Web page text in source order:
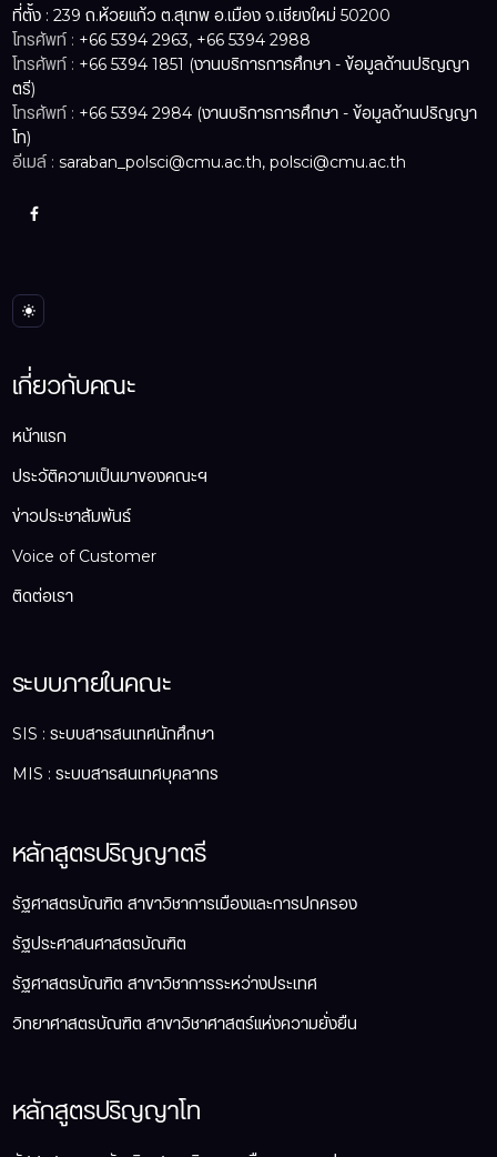
ที่ตั้ง : 239 ถ.ห้วยแก้ว ต.สุเทพ อ.เมือง จ.เชียงใหม่ 50200
โทรศัพท์ : +66 5394 2963, +66 5394 2988
โทรศัพท์ : +66 5394 1851 (งานบริการการศึกษา - ข้อมูลด้านปริญญา
ตรี)
โทรศัพท์ : +66 5394 2984 (งานบริการการศึกษา - ข้อมูลด้านปริญญา
โท)
อีเมล์ :saraban_polsci@cmu.ac.th, polsci@cmu.ac.th
เกี่ยวกับคณะ
หน้าแรก
ประวัติความเป็นมาของคณะฯ
ข่าวประชาสัมพันธ์
Voice of Customer
ติดต่อเรา
ระบบภายในคณะ
SIS : ระบบสารสนเทศนักศึกษา
MIS : ระบบสารสนเทศบุคลากร
หลักสูตรปริญญาตรี
รัฐศาสตรบัณฑิต สาขาวิชาการเมืองและการปกครอง
รัฐประศาสนศาสตรบัณฑิต
รัฐศาสตรบัณฑิต สาขาวิชาการระหว่างประเทศ
วิทยาศาสตรบัณฑิต สาขาวิชาศาสตร์แห่งความยั่งยืน
หลักสูตรปริญญาโท